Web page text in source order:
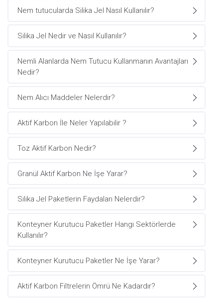
Nem tutucularda Silika Jel Nasıl Kullanılır?
Silika Jel Nedir ve Nasıl Kullanılır?
Nemli Alanlarda Nem Tutucu Kullanmanın Avantajları
Nedir?
Nem Alıcı Maddeler Nelerdir?
Aktif Karbon İle Neler Yapılabilir ?
Toz Aktif Karbon Nedir?
Granül Aktif Karbon Ne İşe Yarar?
Silika Jel Paketlerin Faydaları Nelerdir?
Konteyner Kurutucu Paketler Hangi Sektörlerde
Kullanılır?
Konteyner Kurutucu Paketler Ne İşe Yarar?
Aktif Karbon Filtrelerin Ömrü Ne Kadardır?